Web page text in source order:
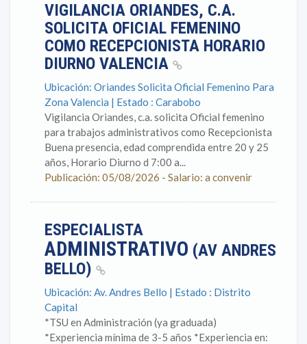
VIGILANCIA ORIANDES, C.A.
SOLICITA OFICIAL FEMENINO
COMO RECEPCIONISTA HORARIO
DIURNO VALENCIA
Ubicación: Oriandes Solicita Oficial Femenino Para
Zona Valencia | Estado : Carabobo
Vigilancia Oriandes, c.a. solicita Oficial femenino
para trabajos administrativos como Recepcionista
Buena presencia, edad comprendida entre 20 y 25
años, Horario Diurno d 7:00 a...
Publicación: 05/08/2026 - Salario: a convenir
ESPECIALISTA
ADMINISTRATIVO (AV ANDRES
BELLO)
Ubicación: Av. Andres Bello | Estado : Distrito
Capital
*TSU en Administración (ya graduada)
*Experiencia mínima de 3-5 años *Experiencia en: